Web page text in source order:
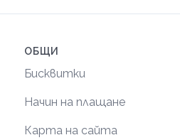
ОБЩИ
Бисквитки
Начин на плащане
Карта на сайта